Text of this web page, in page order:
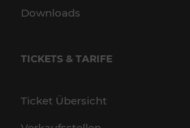
Downloads
TICKETS & TARIFE
Ticket Übersicht